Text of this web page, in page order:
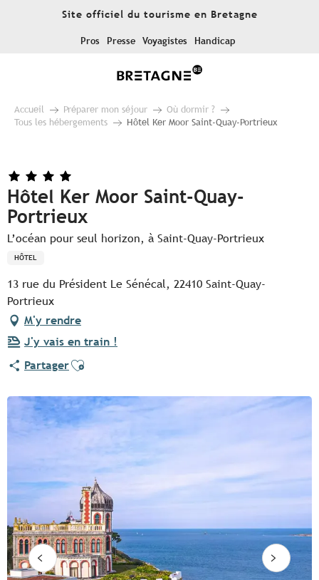
Site officiel du tourisme en Bretagne
Pros Presse Voyagistes Handicap
Accueil Préparer mon séjour
Où dormir ?
Tous les hébergements
Hôtel Ker Moor Saint-Quay-Portrieux
Hôtel Ker Moor Saint-Quay-
Portrieux
L’océan pour seul horizon, à Saint-Quay-Portrieux
HÔTEL
13 rue du Président Le Sénécal, 22410 Saint-Quay-
Portrieux
M'y rendre
J'y vais en train !
PartagerAjouter aux favoris